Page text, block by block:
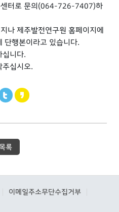
센터로 문의(064-726-7407)하
나 제주발전연구원 홈페이지에
단행본이라고 있습니다.
십니다.
십시오.
록
이메일주소무단수집거부